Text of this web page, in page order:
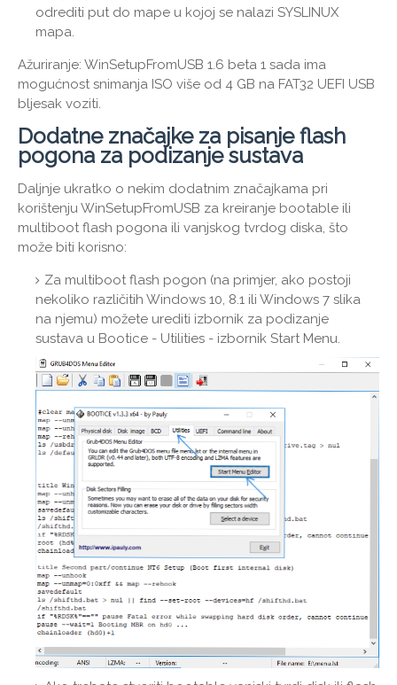
odrediti put do mape u kojoj se nalazi SYSLINUX
mapa.
Ažuriranje: WinSetupFromUSB 1.6 beta 1 sada ima
mogućnost snimanja ISO više od 4 GB na FAT32 UEFI USB
bljesak voziti.
Dodatne značajke za pisanje flash
pogona za podizanje sustava
Daljnje ukratko o nekim dodatnim značajkama pri
korištenju WinSetupFromUSB za kreiranje bootable ili
multiboot flash pogona ili vanjskog tvrdog diska, što
može biti korisno:
Za multiboot flash pogon (na primjer, ako postoji
nekoliko različitih Windows 10, 8.1 ili Windows 7 slika
na njemu) možete urediti izbornik za podizanje
sustava u Bootice - Utilities - izbornik Start Menu.